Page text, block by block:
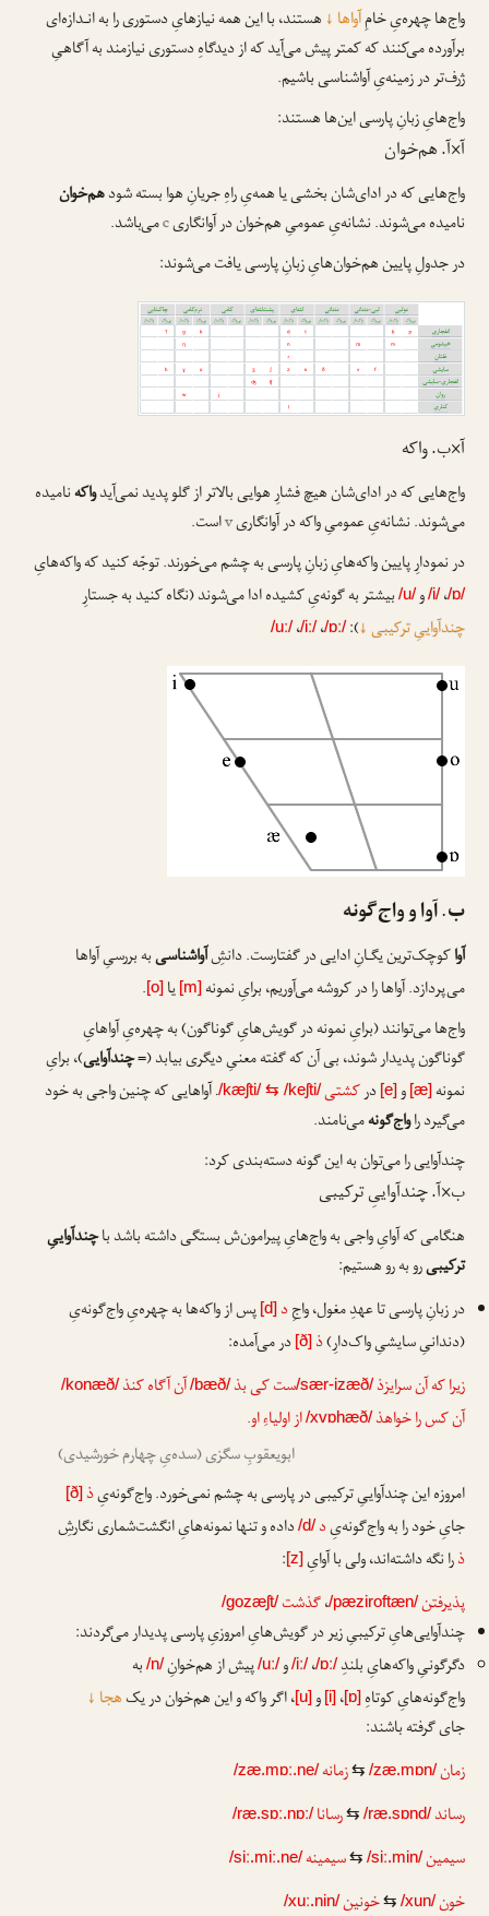
واج‌ها چهره‌یِ خامِآواها↓هستند، با این همه نیازهایِ دستوری را به انـدازه‌ای
برآورده می‌کنند که کمتر پیش می‌آید که از دیدگاهِ دستوری نیازمند به آگاهیِ
ژرف‌تر در زمینه‌یِ آواشناسی باشیم.
واج‌هایِ زبانِ پارسی این‌ها هستند:
آ×آ. هم‌خوان
واج‌هایی که در ادای‌شان بخشی یا همه‌یِ راهِ جریانِ هوا بسته شودهم‌خوان
نامیده می‌شوند. نشانه‌یِ عمومیِ هم‌خوان در آوانگاریcمی‌باشد.
در جدولِ پایین هم‌خوان‌هایِ زبانِ پارسی یافت می‌شوند:
آ×ب. واکه
واج‌هایی که در ادای‌شان هیچ فشارِ هوایی بالاتر از گلو پدید نمی‌آیدواکهنامیده
می‌شوند. نشانه‌یِ عمومیِ واکه در آوانگاریvا‌ست.
در نمودارِ پایین واکه‌هایِ زبانِ پارسی به چشم می‌خورند. توجّه کنید که واکه‌هایِ
/ɒ/،/i/و/u/بیشتر به گونه‌یِ کشیده ادا می‌شوند (نگاه کنید به جستارِ
چندآواییِ ترکیبی↓
):
/ɒː/،/iː/،/uː/
ب. آوا و واج‌گونه
آواکوچک‌ترین یگـانِ ادایی در گفتارست. دانشِآواشناسیبه بررسیِ آواها
می‌پردازد. آواها را در کروشه می‌آوریم، برایِ نمونه [m] یا [o]
.
واج‌ها می‌توانند (برایِ نمونه در گویش‌هایِ گوناگون) به چهره‌یِ آواهایِ
گوناگون پدیدار شوند، بی آن که گفته معنیِ دیگری بیابد (=چندآوایی)، برایِ
نمونه [æ] و [e] درکشتی /kæʃti/⇆ /keʃti/
. آواهایی که چنین واجی به خود
می‌گیرد راواج‌گونهمی‌نامند.
چندآوایی را می‌توان به این گونه دسته‌بندی کرد:
ب×آ. چندآواییِ ترکیبی
هنگامی که آوایِ واجی به واج‌هایِ پیرامون‌ش بستگی داشته باشد باچندآواییِ
ترکیبیرو به رو هستیم:
در زبانِ پارسی تا عهدِ مغول، واجِد [d] پس از واکه‌ها به چهره‌یِ واج‌گونه‌یِ
(دندانیِ سایشیِ واک‌دارِ)ذ [ð] در می‌آمده:
زیرا که آن سرایزذ/sær-izæð/ست کی بذ/bæð/آن آگاه کنذ/konæð/
آن کس را خواهذ/xvɒhæð/از اولیاءِ او.
ابویعقوبِ سگزی (سده‌یِ چهارم خورشیدی)
امروزه این چندآواییِ ترکیبی در پارسی به چشم نمی‌خورد. واج‌گونه‌یِذ [ð]
جایِ خود را به واج‌گونه‌یِد /d/داده و تنها نمونه‌هایِ انگشت‌شماری نگارشِ
ذرا نگه داشته‌اند، ولی با آوایِ [z]
:
پذیرفتن/pæziroftæn/،گذشت /gozæʃt/
چندآوایی‌هایِ ترکیبیِ زیر در گویش‌هایِ امروزیِ پارسی پدیدار می‌گردند:
دگرگونیِ واکه‌هایِ بلندِ/ɒː/،/iː/و/uː/پیش از هم‌خوانِ/n/به
واج‌گونه‌هایِ کوتاهِ [ɒ]، [i] و [u]، اگر واکه و این هم‌خوان در یکهجا↓
جای گرفته باشند:
زمان/zæ.mɒn/
⇆ زمانه/zæ.mɒː.ne/
رساند /ræ.sɒnd/
⇆ رسانا /ræ.sɒː.nɒː/
سیمین/siː.min/
⇆ سیمینه/siː.miː.ne/
خون/xun/
⇆ خونین/xuː.nin/